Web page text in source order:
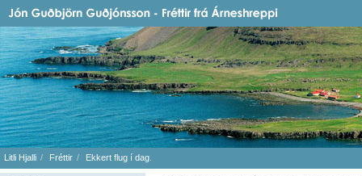
Litli Hjalli Fréttir Ekkert flug í dag.